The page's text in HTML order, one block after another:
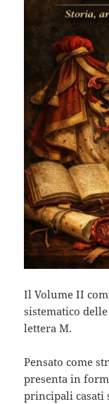
Il Volume II
sistematico
lettera M.
Pensato come
presenta in
principali casati